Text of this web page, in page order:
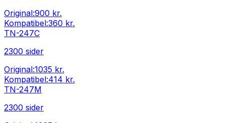
Original:900 kr.
Kompatibel:360 kr.
TN-247C
2300 sider
Original:1035 kr.
Kompatibel:414 kr.
TN-247M
2300 sider